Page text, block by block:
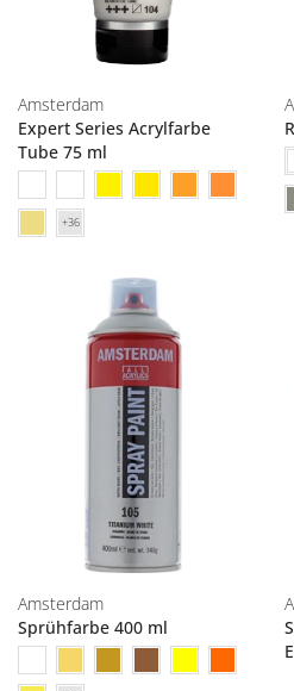
Amsterdam
Expert Series Acrylfarbe
Tube 75 ml
Amsterdam
Sprühfarbe 400 ml